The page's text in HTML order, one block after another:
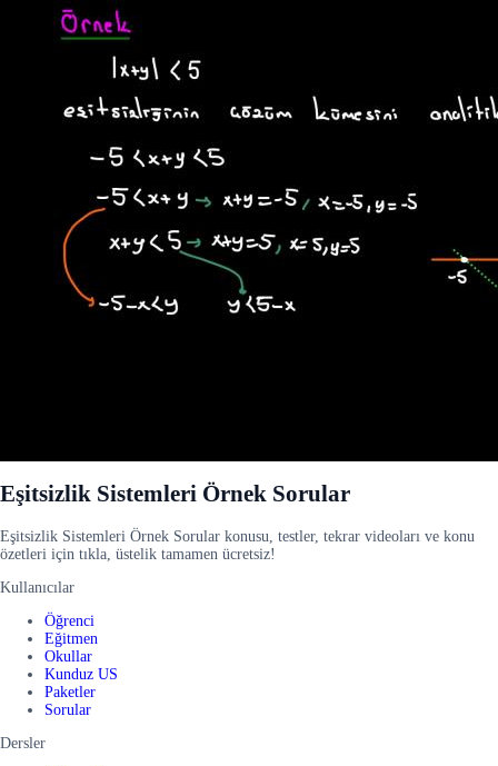
Eşitsizlik Sistemleri Örnek Sorular
Eşitsizlik Sistemleri Örnek Sorular konusu, testler, tekrar videoları ve konu
özetleri için tıkla, üstelik tamamen ücretsiz!
Kullanıcılar
Öğrenci
Eğitmen
Okullar
Kunduz US
Paketler
Sorular
Dersler